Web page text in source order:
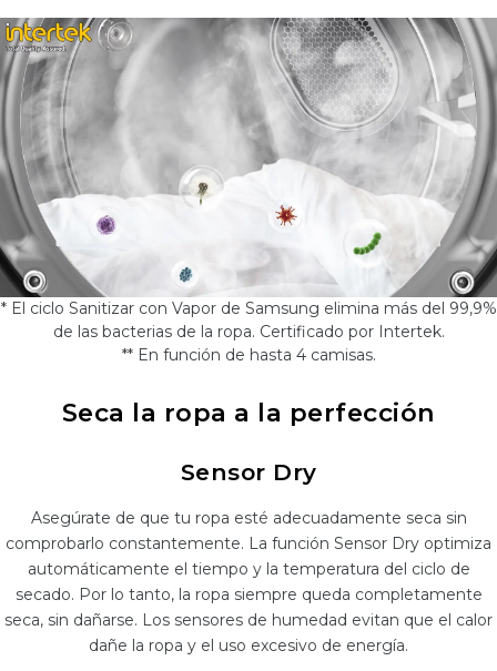
* El ciclo Sanitizar con Vapor de Samsung elimina más del 99,9%
de las bacterias de la ropa. Certificado por Intertek.
** En función de hasta 4 camisas.
Seca la ropa a la perfección
Sensor Dry
Asegúrate de que tu ropa esté adecuadamente seca sin
comprobarlo constantemente. La función Sensor Dry optimiza
automáticamente el tiempo y la temperatura del ciclo de
secado. Por lo tanto, la ropa siempre queda completamente
seca, sin dañarse. Los sensores de humedad evitan que el calor
dañe la ropa y el uso excesivo de energía.